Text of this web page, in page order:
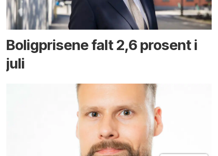
Boligprisene falt 2,6 prosent i
juli